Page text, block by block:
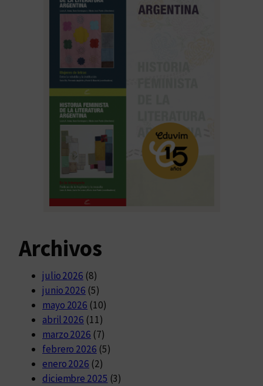
Archivos
julio 2026 (8)
junio 2026 (5)
mayo 2026 (10)
abril 2026 (11)
marzo 2026 (7)
febrero 2026 (5)
enero 2026 (2)
diciembre 2025 (3)